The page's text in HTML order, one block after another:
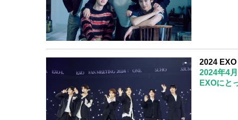
2024
2024年4
EXOにと